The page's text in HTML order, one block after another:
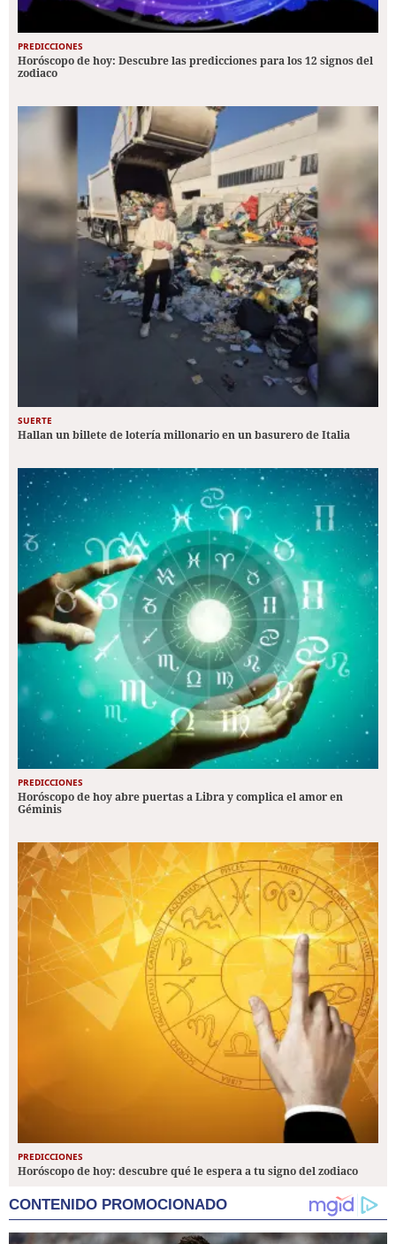
PREDICCIONES
Horóscopo de hoy: Descubre las predicciones para los 12 signos del
zodiaco
SUERTE
Hallan un billete de lotería millonario en un basurero de Italia
PREDICCIONES
Horóscopo de hoy abre puertas a Libra y complica el amor en
Géminis
PREDICCIONES
Horóscopo de hoy: descubre qué le espera a tu signo del zodiaco
CONTENIDO PROMOCIONADO